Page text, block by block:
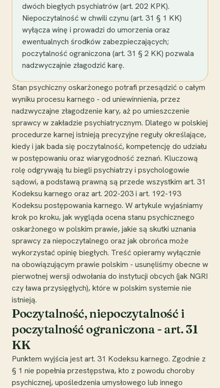
dwóch biegłych psychiatrów (art. 202 KPK).
Niepoczytalność w chwili czynu (art. 31 § 1 KK)
wyłącza winę i prowadzi do umorzenia oraz
ewentualnych środków zabezpieczających;
poczytalność ograniczona (art. 31 § 2 KK) pozwala
nadzwyczajnie złagodzić karę.
Stan psychiczny oskarżonego potrafi przesądzić o całym
wyniku procesu karnego - od uniewinnienia, przez
nadzwyczajne złagodzenie kary, aż po umieszczenie
sprawcy w zakładzie psychiatrycznym. Dlatego w polskiej
procedurze karnej istnieją precyzyjne reguły określające,
kiedy i jak bada się poczytalność, kompetencję do udziału
w postępowaniu oraz wiarygodność zeznań. Kluczową
rolę odgrywają tu biegli psychiatrzy i psychologowie
sądowi, a podstawą prawną są przede wszystkim art. 31
Kodeksu karnego oraz art. 202-203 i art. 192-193
Kodeksu postępowania karnego. W artykule wyjaśniamy
krok po kroku, jak wygląda ocena stanu psychicznego
oskarżonego w polskim prawie, jakie są skutki uznania
sprawcy za niepoczytalnego oraz jak obrońca może
wykorzystać opinię biegłych. Treść opieramy wyłącznie
na obowiązującym prawie polskim - usunęliśmy obecne w
pierwotnej wersji odwołania do instytucji obcych (jak NGRI
czy ława przysięgłych), które w polskim systemie nie
istnieją.
Poczytalność, niepoczytalność i
poczytalność ograniczona - art. 31
KK
Punktem wyjścia jest art. 31 Kodeksu karnego. Zgodnie z
§ 1 nie popełnia przestępstwa, kto z powodu choroby
psychicznej, upośledzenia umysłowego lub innego